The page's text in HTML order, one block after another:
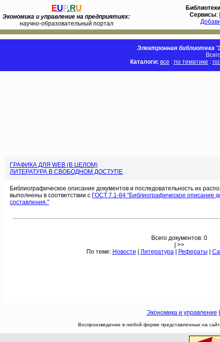
EUP.RU
Экономика и управление на предприятиях:
научно-образовательный портал
Библиотеки
Сервисы:
Электронная библиотека
Каталоги: все : по тематике :
ГРАФИКА ДЛЯ WEB (В ЦЕЛОМ)
ЛИТЕРАТУРА В СВОБОДНОМ ДОСТУПЕ
Библиографическое описание документов и последовательность их
выполнены в соответствии с ГОСТ 7.1-84 ''Библиографическое описание
составления.''
Всего документов: 0
| >>
По теме: Новости Литература| Рефераты
Экономика и управление
Воспроизведение в любой форме представленных на